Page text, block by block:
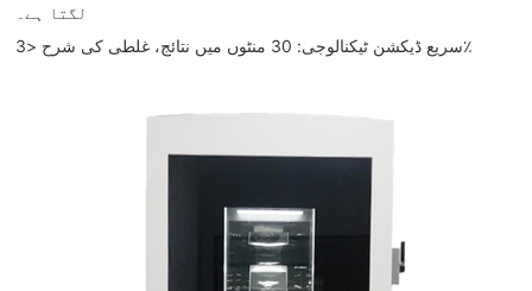
لگتا ہے۔
سریع ڈیکشن ٹیکنالوجی: 30 منٹوں میں نتائج، غلطی کی شرح <3٪